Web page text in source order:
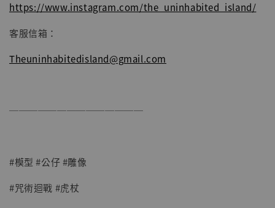
https://www.instagram.com/the_uninhabited_island/
客服信箱：
Theuninhabitedisland@gmail.com
──────────────
#模型 #公仔 #雕像
#咒術迴戰 #虎杖